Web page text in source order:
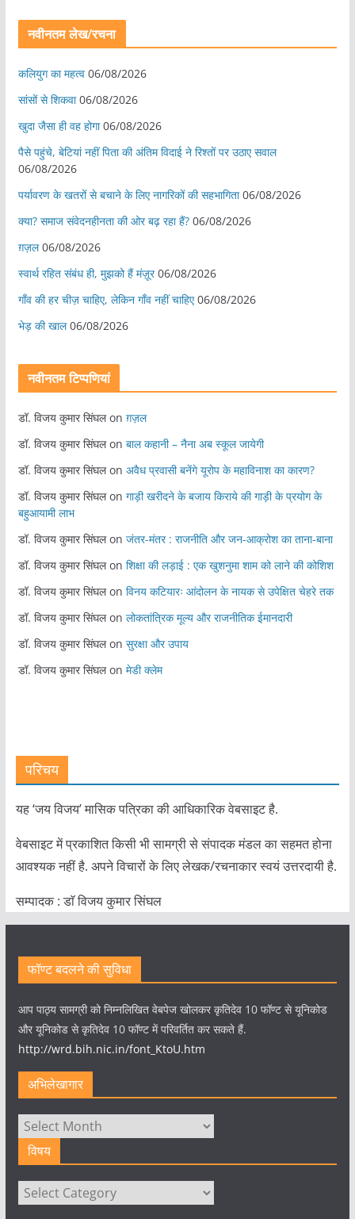
नवीनतम लेख/रचना
कलियुग का महत्व 06/08/2026
सांसों से शिकवा 06/08/2026
खुदा जैसा ही वह होगा 06/08/2026
पैसे पहुंचे, बेटियां नहीं पिता की अंतिम विदाई ने रिश्तों पर उठाए सवाल
06/08/2026
पर्यावरण के खतरों से बचाने के लिए नागरिकों की सहभागिता 06/08/2026
क्या? समाज संवेदनहीनता की ओर बढ़ रहा हैं? 06/08/2026
ग़ज़ल 06/08/2026
स्वार्थ रहित संबंध ही, मुझको हैं मंज़ूर 06/08/2026
गाँव की हर चीज़ चाहिए, लेकिन गाँव नहीं चाहिए 06/08/2026
भेड़ की खाल 06/08/2026
नवीनतम टिप्पणियां
डॉ. विजय कुमार सिंघलon ग़ज़ल
डॉ. विजय कुमार सिंघलon बाल कहानी – नैना अब स्कूल जायेगी
डॉ. विजय कुमार सिंघलon अवैध प्रवासी बनेंगे यूरोप के महाविनाश का कारण?
डॉ. विजय कुमार सिंघलon गाड़ी खरीदने के बजाय किराये की गाड़ी के प्रयोग के
बहुआयामी लाभ
डॉ. विजय कुमार सिंघलon जंतर-मंतर : राजनीति और जन-आक्रोश का ताना-बाना
डॉ. विजय कुमार सिंघलon शिक्षा की लड़ाई : एक खुशनुमा शाम को लाने की कोशिश
डॉ. विजय कुमार सिंघलon विनय कटियारः आंदोलन के नायक से उपेक्षित चेहरे तक
डॉ. विजय कुमार सिंघलon लोकतांत्रिक मूल्य और राजनीतिक ईमानदारी
डॉ. विजय कुमार सिंघलon सुरक्षा और उपाय
डॉ. विजय कुमार सिंघलon मेडी क्लेम
परिचय
यह ‘जय विजय’ मासिक पत्रिका की आधिकारिक वेबसाइट है.
वेबसाइट में प्रकाशित किसी भी सामग्री से संपादक मंडल का सहमत होना
आवश्यक नहीं है. अपने विचारों के लिए लेखक/रचनाकार स्वयं उत्तरदायी है.
सम्पादक : डाॅ विजय कुमार सिंघल
फॉण्ट बदलने की सुविधा
आप पाठ्य सामग्री को निम्नलिखित वेबपेज खोलकर कृतिदेव 10 फॉण्ट से यूनिकोड
और यूनिकोड से कृतिदेव 10 फॉण्ट में परिवर्तित कर सकते हैं.
http://wrd.bih.nic.in/font_KtoU.htm
अभिलेखागार
अभिलेखागार
विषय
विषय